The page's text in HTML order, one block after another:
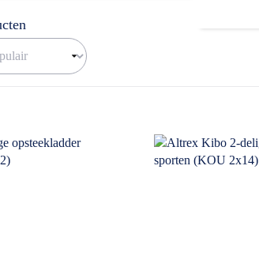
op het nummer: 0511-402564. Een mail sturen